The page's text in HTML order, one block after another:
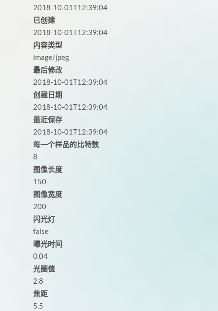
2018-10-01T12:39:04
已创建
2018-10-01T12:39:04
内容类型
image/jpeg
最后修改
2018-10-01T12:39:04
创建日期
2018-10-01T12:39:04
最近保存
2018-10-01T12:39:04
每一个样品的比特数
8
图像长度
150
图像宽度
200
闪光灯
false
曝光时间
0.04
光圈值
2.8
焦距
5.5